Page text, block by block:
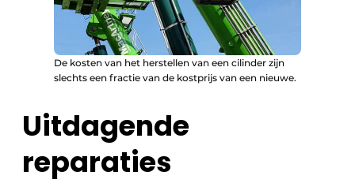
De kosten van het herstellen van een cilinder zijn
slechts een fractie van de kostprijs van een nieuwe.
Uitdagende
reparaties